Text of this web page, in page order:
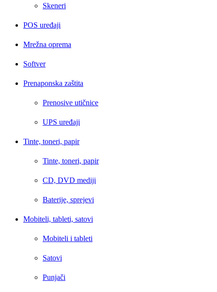
Skeneri
POS uređaji
Mrežna oprema
Softver
Prenaponska zaštita
Prenosive utičnice
UPS uređaji
Tinte, toneri, papir
Tinte, toneri, papir
CD, DVD mediji
Baterije, sprejevi
Mobiteli, tableti, satovi
Mobiteli i tableti
Satovi
Punjači